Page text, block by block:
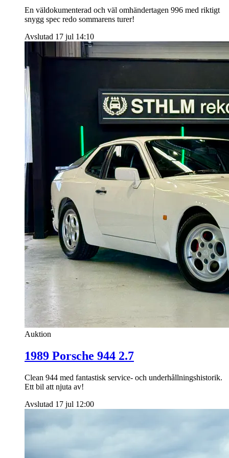
En väldokumenterad och väl omhändertagen 996 med riktigt
snygg spec redo sommarens turer!
Avslutad 17 jul 14:10
Auktion
1989 Porsche 944 2.7
Clean 944 med fantastisk service- och underhållningshistorik.
Ett bil att njuta av!
Avslutad 17 jul 12:00